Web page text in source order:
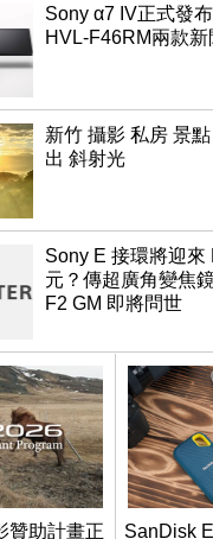
Sony α7 IV正式發
HVL-F46RM兩款
新竹 攝影 私房 景
出 斜射光
Sony E 接環將迎來
元？傳超廣角變焦
F2 GM 即將問世
贊助計畫正
SanDisk